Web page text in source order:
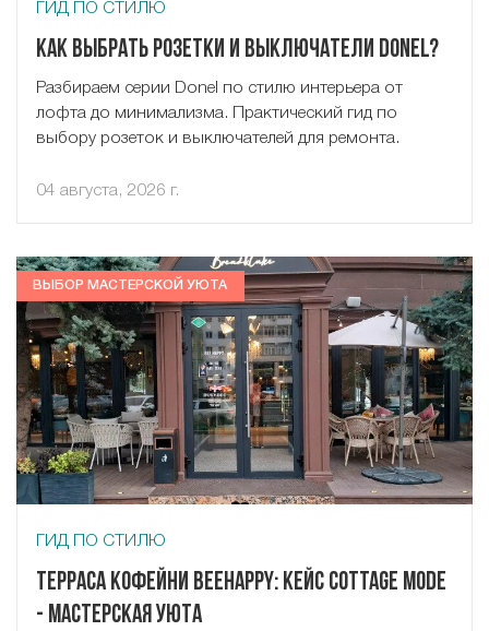
ГИД ПО СТИЛЮ
Как выбрать розетки и выключатели Donel?
Разбираем серии Donel по стилю интерьера от
лофта до минимализма. Практический гид по
выбору розеток и выключателей для ремонта.
04 августа, 2026 г.
ВЫБОР МАСТЕРСКОЙ УЮТА
ГИД ПО СТИЛЮ
Терраса кофейни Beehappy: кейс Cottage Mode
- Мастерская Уюта